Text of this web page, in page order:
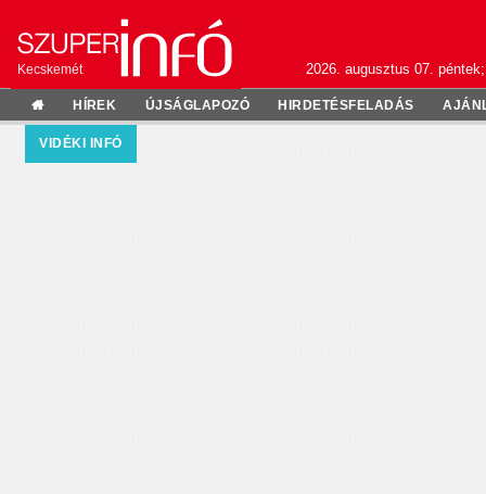
Kecskemét 2026. augusztus 07.
HÍREK ÚJSÁGLAPOZÓ HIRDETÉSFELADÁS
VIDÉKI INFÓ